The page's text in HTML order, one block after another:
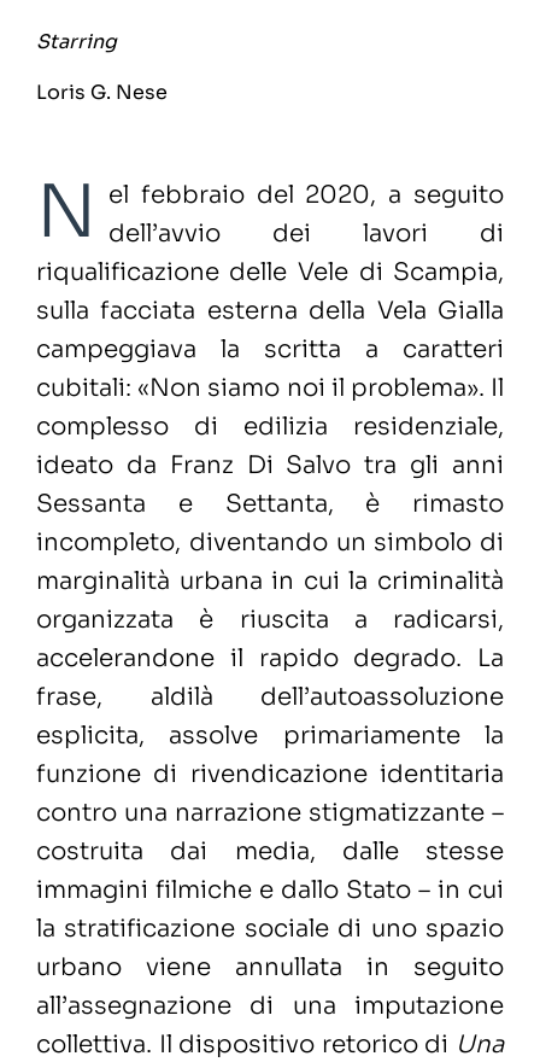
Starring
Loris G. Nese
N
el febbraio del 2020, a seguito
dell’avvio dei lavori di
riqualificazione delle Vele di Scampia,
sulla facciata esterna della Vela Gialla
campeggiava la scritta a caratteri
cubitali: «Non siamo noi il problema». Il
complesso di edilizia residenziale,
ideato da Franz Di Salvo tra gli anni
Sessanta e Settanta, è rimasto
incompleto, diventando un simbolo di
marginalità urbana in cui la criminalità
organizzata è riuscita a radicarsi,
accelerandone il rapido degrado. La
frase, aldilà dell’autoassoluzione
esplicita, assolve primariamente la
funzione di rivendicazione identitaria
contro una narrazione stigmatizzante –
costruita dai media, dalle stesse
immagini filmiche e dallo Stato – in cui
la stratificazione sociale di uno spazio
urbano viene annullata in seguito
all’assegnazione di una imputazione
collettiva. Il dispositivo retorico di Una